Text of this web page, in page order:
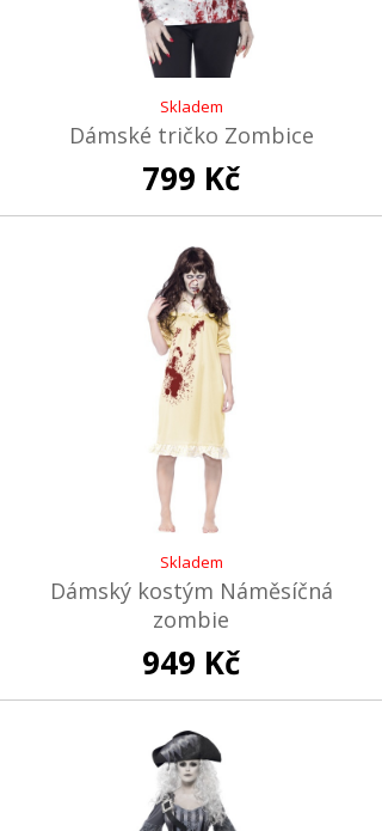
Skladem
Dámské tričko Zombice
799 Kč
Skladem
Dámský kostým Náměsíčná
zombie
949 Kč